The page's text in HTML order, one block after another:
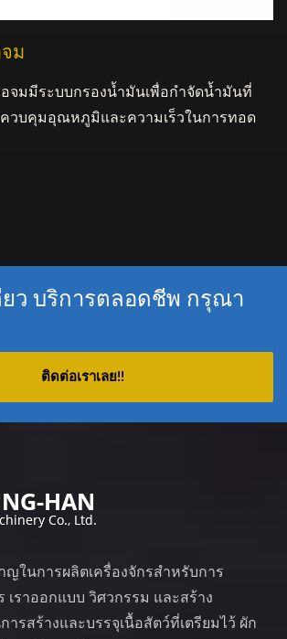
ม
จมมีระบบกรองน้ำมันเพื่อกำจัดน้ำมันที่
วบคุมอุณหภูมิและความเร็วในการทอด
ยว บริการตลอดชีพ กรุณา
ติดต่อเราเลย!!
ญในการผลิตเครื่องจักรสำหรับการ
เราออกแบบ วิศวกรรม และสร้าง
ารสร้างและบรรจุเนื้อสัตว์ที่เตรียมไว้ ผัก